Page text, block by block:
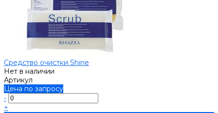
Средство очистки Shine
Нет в наличии
Артикул
Цена по запросу
-
+